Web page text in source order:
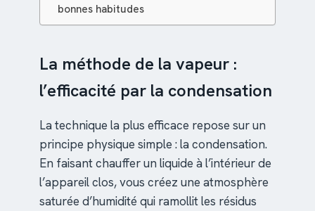
bonnes habitudes
La méthode de la vapeur :
l’efficacité par la condensation
La technique la plus efficace repose sur un
principe physique simple : la condensation.
En faisant chauffer un liquide à l’intérieur de
l’appareil clos, vous créez une atmosphère
saturée d’humidité qui ramollit les résidus